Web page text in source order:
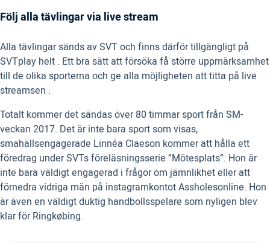
Följ alla tävlingar via live stream
Alla tävlingar sänds av SVT och finns därför tillgängligt på
SVTplay helt . Ett bra sätt att försöka få större uppmärksamhet
till de olika sporterna och ge alla möjligheten att titta på live
streamsen .
Totalt kommer det sändas över 80 timmar sport från SM-
veckan 2017. Det är inte bara sport som visas,
smahällsengagerade Linnéa Claeson kommer att hålla ett
föredrag under SVTs föreläsningsserie ”Mötesplats”. Hon är
inte bara väldigt engagerad i frågor om jämnlikhet eller att
förnedra vidriga män på instagramkontot Assholesonline. Hon
är även en väldigt duktig handbollsspelare som nyligen blev
klar för Ringkøbing.